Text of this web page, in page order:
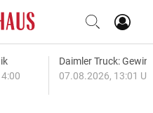
Daimler Truck:
07.08.2026, 13:01